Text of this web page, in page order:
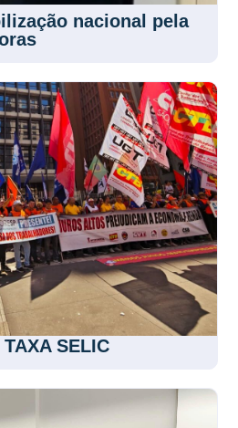
nacional pela
SELIC